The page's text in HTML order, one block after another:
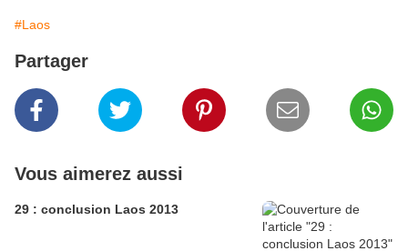
#Laos
Partager
Vous aimerez aussi
29 : conclusion Laos 2013